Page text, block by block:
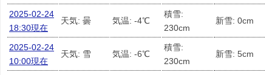
2025-02-24
18:30現在
天気: 曇 気温: -4℃
積雪:
230cm
新雪: 0cm
2025-02-24
10:00現在
天気: 雪 気温: -6℃
積雪:
230cm
新雪: 5cm